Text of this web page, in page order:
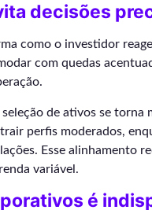
decisões
como o investidor
com quedas
de ativos se torna
perfis moderados,
Esse alinhamento
variável.
é